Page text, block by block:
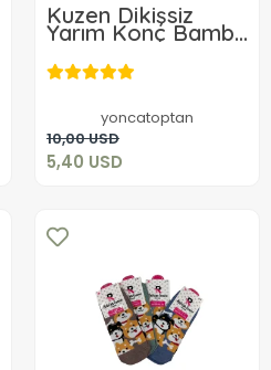
Kuzen Dikişsiz
Yarım Konç Bambu
Erkek Çorap 3
Adet
yoncatoptan
10,00 USD
5,40 USD
5,40 USD
Add to cart